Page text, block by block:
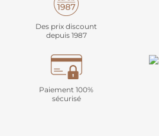
Des prix discount
depuis 1987
Paiement 100%
sécurisé